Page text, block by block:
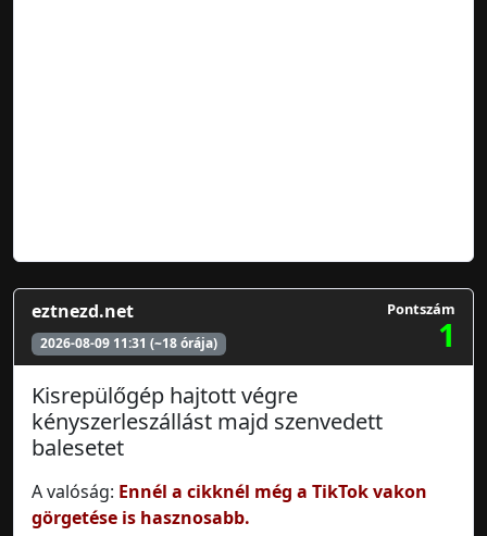
eztnezd.net
2026-08-09 11:31 (~18 órája)
Pontszám
1
Kisrepülőgép hajtott végre
kényszerleszállást majd szenvedett
balesetet
A valóság: Ennél a cikknél még a TikTok vakon
görgetése is hasznosabb.